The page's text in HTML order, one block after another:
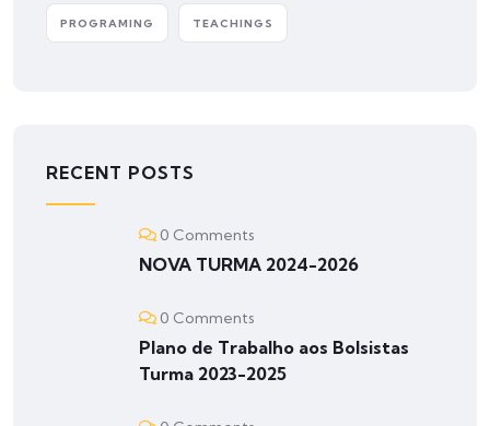
PROGRAMING TEACHINGS
RECENT POSTS
0 Comments
NOVA TURMA 2024-2026
0 Comments
Plano de Trabalho aos Bolsistas
Turma 2023-2025